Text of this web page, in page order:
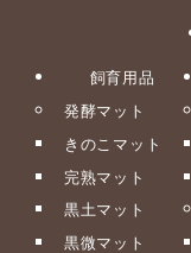
飼育用品
発酵マット
きのこマット
完熟マット
黒土マット
黒微マット